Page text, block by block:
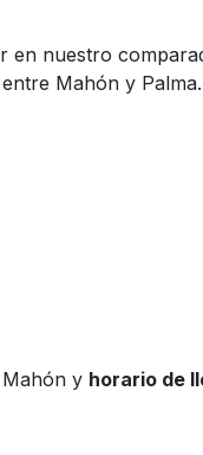
en nuestro
Mahón y Palma.
y horario de